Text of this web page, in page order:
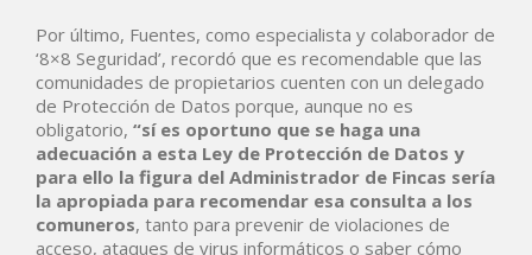
Por último, Fuentes, como especialista y colaborador de
‘8×8 Seguridad’, recordó que es recomendable que las
comunidades de propietarios cuenten con un delegado
de Protección de Datos porque, aunque no es
obligatorio, “sí es oportuno que se haga una
adecuación a esta Ley de Protección de Datos y
para ello la figura del Administrador de Fincas sería
la apropiada para recomendar esa consulta a los
comuneros, tanto para prevenir de violaciones de
acceso, ataques de virus informáticos o saber cómo